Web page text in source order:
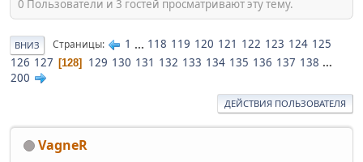
0 Пользователи и 3 гостей просматривают эту тему.
ВНИЗ Страницы 1 ... 118 119 120 121 122 123 124 125
126 127 128 129 130 131 132 133 134 135 136 137 138 ...
200
ДЕЙСТВИЯ ПОЛЬЗОВАТЕЛЯ
VagneR